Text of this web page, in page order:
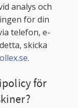
analys och
för din
telefon, e-
skicka
.
för